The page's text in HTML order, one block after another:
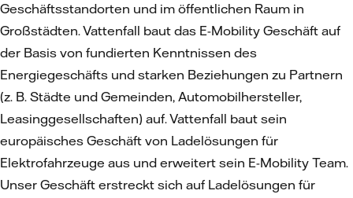
Geschäftsstandorten und im öffentlichen Raum in
Großstädten. Vattenfall baut das E-Mobility Geschäft auf
der Basis von fundierten Kenntnissen des
Energiegeschäfts und starken Beziehungen zu Partnern
(z. B. Städte und Gemeinden, Automobilhersteller,
Leasinggesellschaften) auf. Vattenfall baut sein
europäisches Geschäft von Ladelösungen für
Elektrofahrzeuge aus und erweitert sein E-Mobility Team.
Unser Geschäft erstreckt sich auf Ladelösungen für